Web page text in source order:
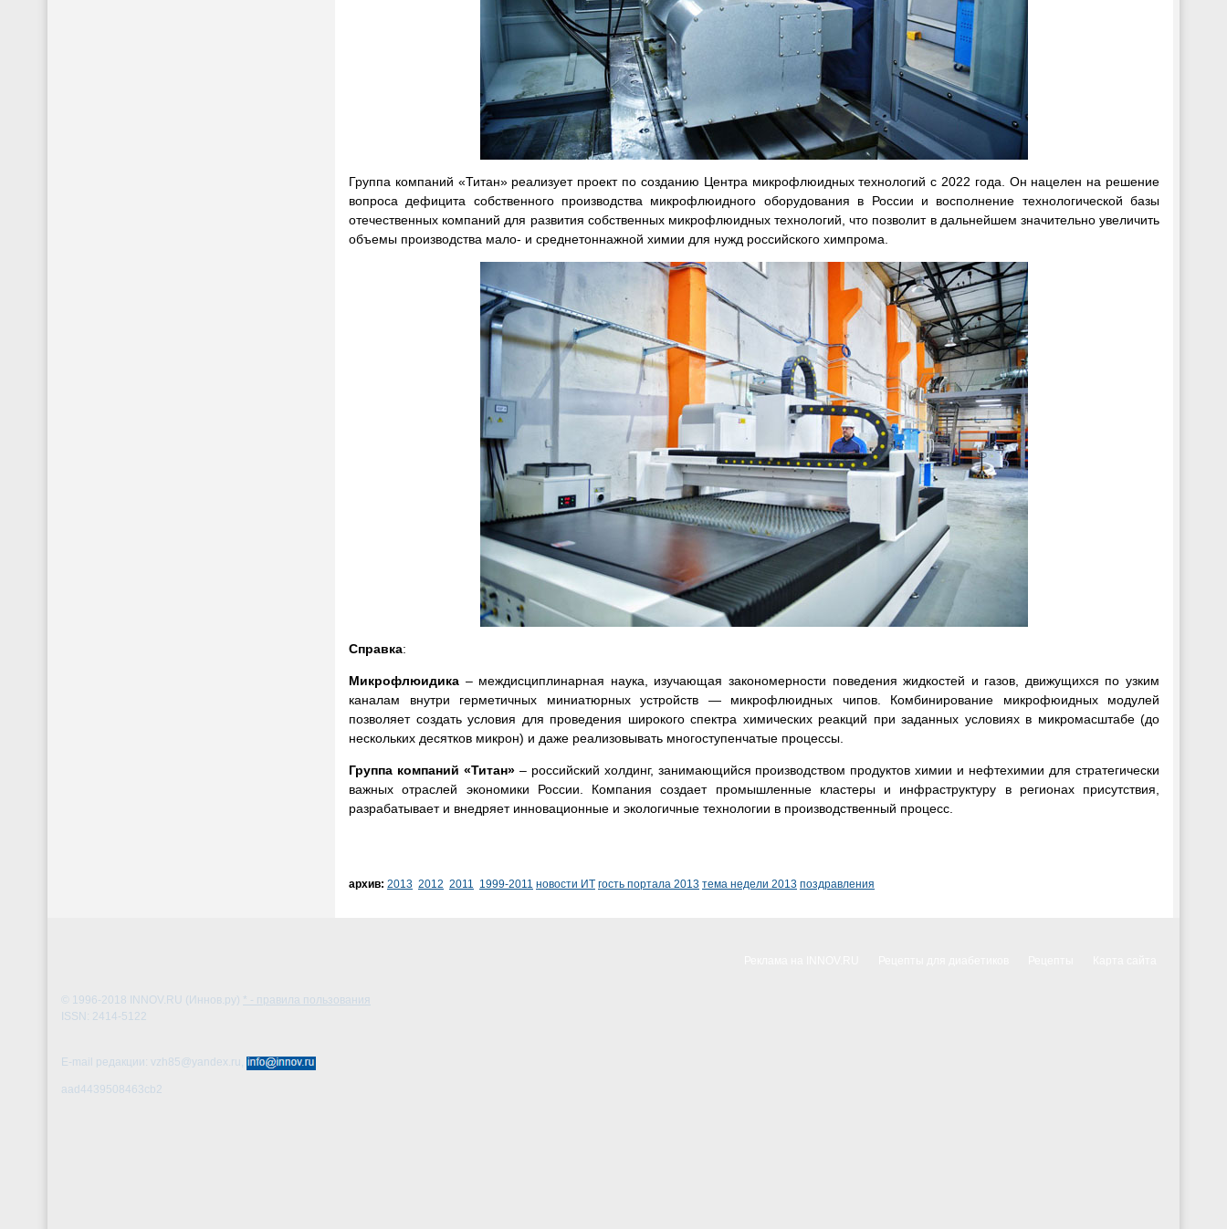
Группа компаний «Титан» реализует проект по созданию Центра микрофлюидных технологий с 2022 года. Он нацелен на решение
вопроса дефицита собственного производства микрофлюидного оборудования в России и восполнение технологической базы
отечественных компаний для развития собственных микрофлюидных технологий, что позволит в дальнейшем значительно увеличить
объемы производства мало- и среднетоннажной химии для нужд российского химпрома.
Справка:
Микрофлюидика – междисциплинарная наука, изучающая закономерности поведения жидкостей и газов, движущихся по узким
каналам внутри герметичных миниатюрных устройств — микрофлюидных чипов. Комбинирование микрофюидных модулей
позволяет создать условия для проведения широкого спектра химических реакций при заданных условиях в микромасштабе (до
нескольких десятков микрон) и даже реализовывать многоступенчатые процессы.
Группа компаний «Титан»– российский холдинг, занимающийся производством продуктов химии и нефтехимии для стратегически
важных отраслей экономики России. Компания создает промышленные кластеры и инфраструктуру в регионах присутствия,
разрабатывает и внедряет инновационные и экологичные технологии в производственный процесс.
архив: 2013 2012 2011 1999-2011 новости ИТ гость портала 2013 тема недели 2013 поздравления
© 1996-2018 INNOV.RU (Иннов.ру) * - правила пользования
ISSN: 2414-5122
E-mail редакции: vzh85@yandex.ru,
aad4439508463cb2